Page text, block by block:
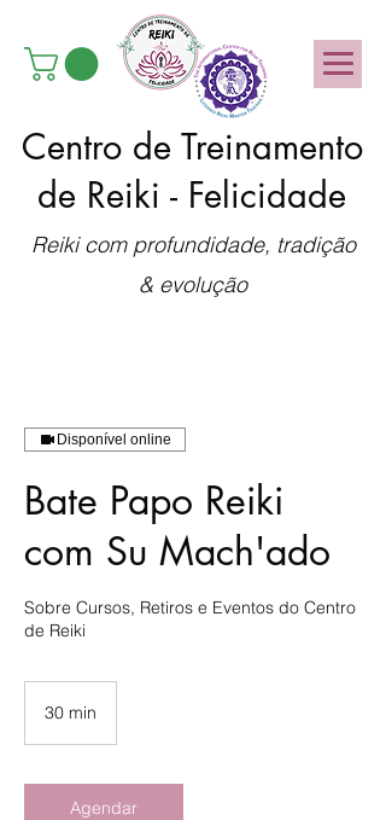
Centro de Treinamento
de Reiki - Felicidade
Reiki com profundidade, tradição
& evolução
Disponível online
Bate Papo Reiki
com Su Mach'ado
Sobre Cursos, Retiros e Eventos do Centro
de Reiki
30 min
i
n
Agendar